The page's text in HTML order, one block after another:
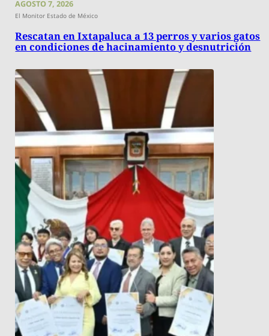
AGOSTO 7, 2026
El Monitor Estado de México
Rescatan en Ixtapaluca a 13 perros y varios gatos
en condiciones de hacinamiento y desnutrición